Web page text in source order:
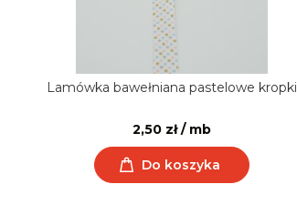
Lamówka bawełniana pastelowe kropki
2,50 zł / mb
Do koszyka